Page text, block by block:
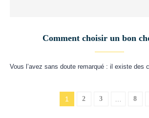
Comment choisir un bon
Vous l’avez sans doute remarqué : il existe des
1 2 3 8